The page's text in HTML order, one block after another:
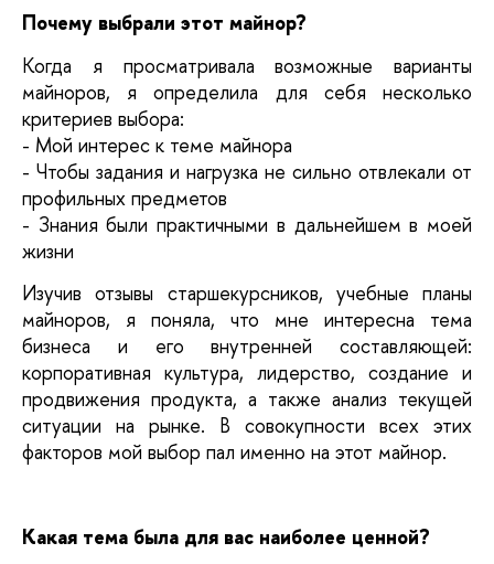
Почему выбрали этот майнор?
Когда я просматривала возможные варианты
майноров, я определила для себя несколько
критериев выбора:
- Мой интерес к теме майнора
- Чтобы задания и нагрузка не сильно отвлекали от
профильных предметов
- Знания были практичными в дальнейшем в моей
жизни
Изучив отзывы старшекурсников, учебные планы
майноров, я поняла, что мне интересна тема
бизнеса и его внутренней составляющей:
корпоративная культура, лидерство, создание и
продвижения продукта, а также анализ текущей
ситуации на рынке. В совокупности всех этих
факторов мой выбор пал именно на этот майнор.
Какая тема была для вас наиболее ценной?